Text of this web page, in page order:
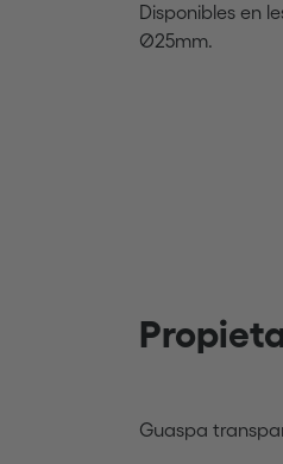
Disponibles en
Ø25mm.
Guaspa